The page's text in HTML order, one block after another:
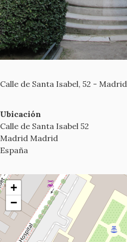
Calle de Santa Isabel, 52 - Madrid
Ubicación
Calle de Santa Isabel 52
Madrid Madrid
España
+
−